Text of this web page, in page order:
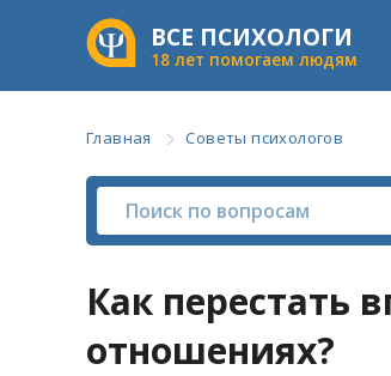
ВСЕ ПСИХОЛОГИ
18 лет помогаем людям
Главная Советы психологов
Как перестать
отношениях?